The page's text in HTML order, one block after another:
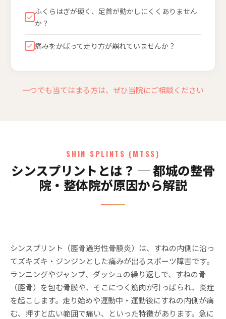
ふくらはぎが硬く、足首が動かしにくくありません
か？
痛みをかばって走り方が崩れていませんか？
一つでも当てはまる方は、ぜひ当院にご相談ください
SHIN SPLINTS (MTSS)
シンスプリントとは？ ─ 都城の整骨
院・整体院が原因から解説
シンスプリント（脛骨過労性骨膜炎）は、すねの内側に沿っ
てズキズキ・ジンジンとした痛みが出るスポーツ障害です。
ランニングやジャンプ、ダッシュの繰り返しで、すねの骨
（脛骨）を包む骨膜や、そこにつく筋肉が引っぱられ、炎症
を起こします。走り始めや運動中・運動後にすねの内側が痛
む、押すと広い範囲で痛い、といった特徴があります。急に